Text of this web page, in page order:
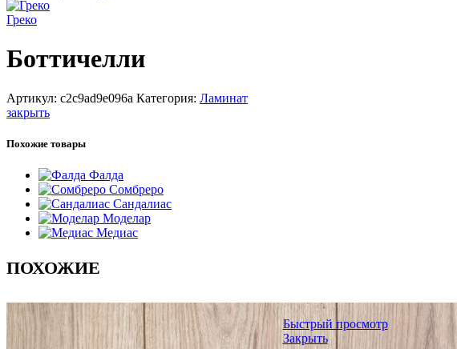
Греко
Боттичелли
Артикул: c2c9ad9e096a Категория: Ламинат
закрыть
Похожие товары
Фалда
Сомбреро
Сандалиас
Моделар
Медиас
ПОХОЖИЕ
Быстрый просмотр
Закрыть